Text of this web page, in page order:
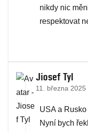
nikdy nic
respektovat
Jiosef Tyl
11. března 2025
USA a
Nyní bych